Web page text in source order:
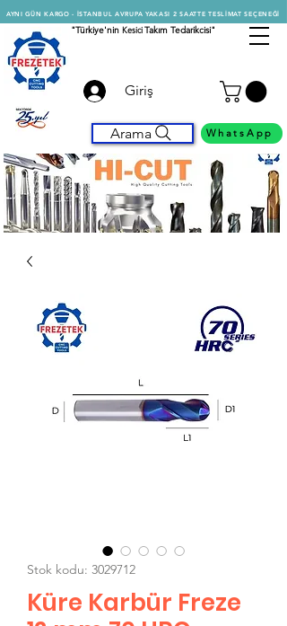
AYNI GÜN KARGO - İSTANBUL AVRUPA YAKASI 2 SAATTE TESLİMAT SEÇENEĞİ
"Türkiye'nin KesiciTakım Tedarikcisi"
Giriş
Arama WhatsApp
Stok kodu: 3029712
Küre Karbür Freze